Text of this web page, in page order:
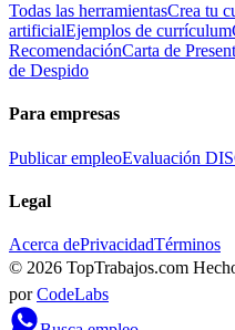
Todas las herramientasCrea tu
artificialEjemplos de currículum
RecomendaciónCarta de
de Despido
Para empresas
Publicar empleoEvaluación
Legal
Acerca dePrivacidadTérminos
© 2026 TopTrabajos.com
por CodeLabs